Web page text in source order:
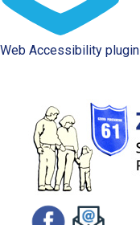
Web Accessibility plugin